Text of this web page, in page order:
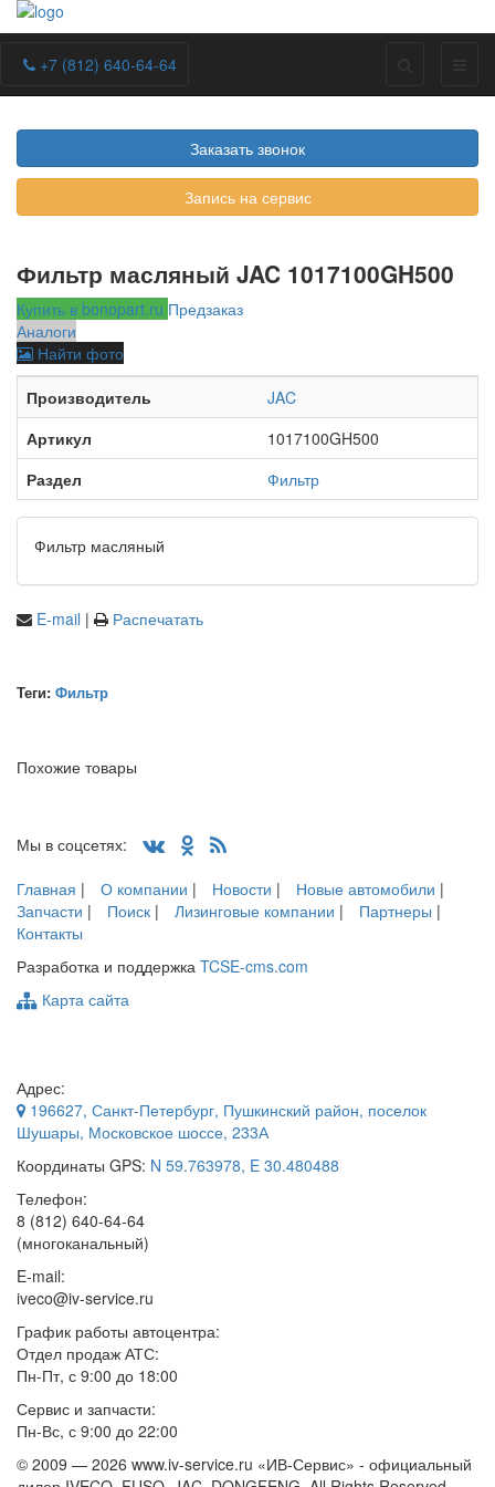
+7 (812) 640-64-64
Заказать звонок
Запись на сервис
Фильтр масляный JAC 1017100GH500
Купить в bonopart.ru Предзаказ
Аналоги
Найти фото
Производитель
JAC
Артикул
1017100GH500
Раздел
Фильтр
Фильтр масляный
E-mail | Распечатать
Теги: Фильтр
Похожие товары
Мы в соцсетях:
Главная | О компании | Новости | Новые автомобили |
Запчасти | Поиск | Лизинговые компании | Партнеры |
Контакты
Разработка и поддержка TCSE-cms.com
Карта сайта
Адрес:
196627, Санкт-Петербург, Пушкинский район, поселок
Шушары, Московское шоссе, 233А
Координаты GPS: N 59.763978, E 30.480488
Телефон:
8 (812) 640-64-64
(многоканальный)
E-mail:
iveco@iv-service.ru
График работы автоцентра:
Отдел продаж АТС:
Пн-Пт, с 9:00 до 18:00
Сервис и запчасти:
Пн-Вс, с 9:00 до 22:00
© 2009 — 2026 www.iv-service.ru «ИВ-Сервис» - официальный